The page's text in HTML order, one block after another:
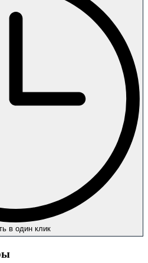
в один клик